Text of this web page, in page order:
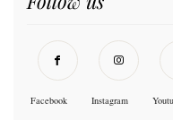
Facebook Instagram